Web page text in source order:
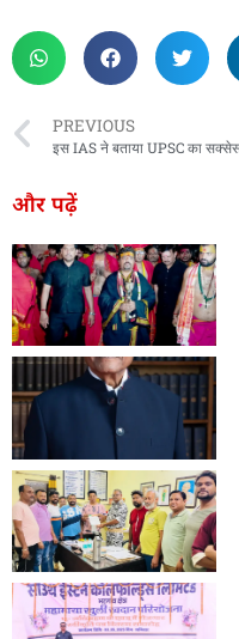
PREVIOUS
और पढ़ें